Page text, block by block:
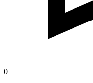
0